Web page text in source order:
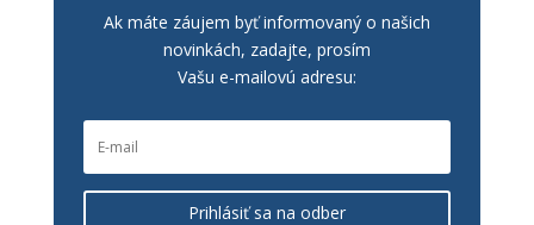
Ak máte záujem byť informovaný o našich
novinkách, zadajte, prosím
Vašu e-mailovú adresu:
Prihlásiť sa na odber